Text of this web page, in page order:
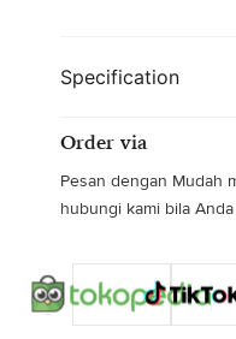
Specification
Order via
Pesan dengan Mudah
hubungi kami bila